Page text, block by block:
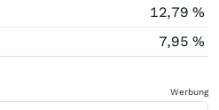
12,79 %
7,95 %
Werbung